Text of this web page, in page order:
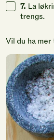
7. La
trengs.
Vil du ha